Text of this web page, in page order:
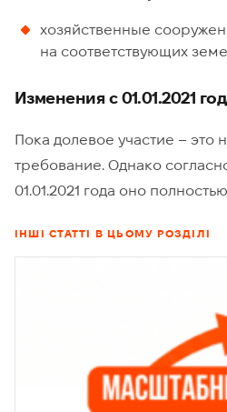
хозяйственные
на соответствующих
Изменения с 01.01.2021
Пока долевое участие – это
требование. Однако
01.01.2021 года оно
ІНШІ СТАТТІ В ЦЬОМУ РОЗДІЛІ